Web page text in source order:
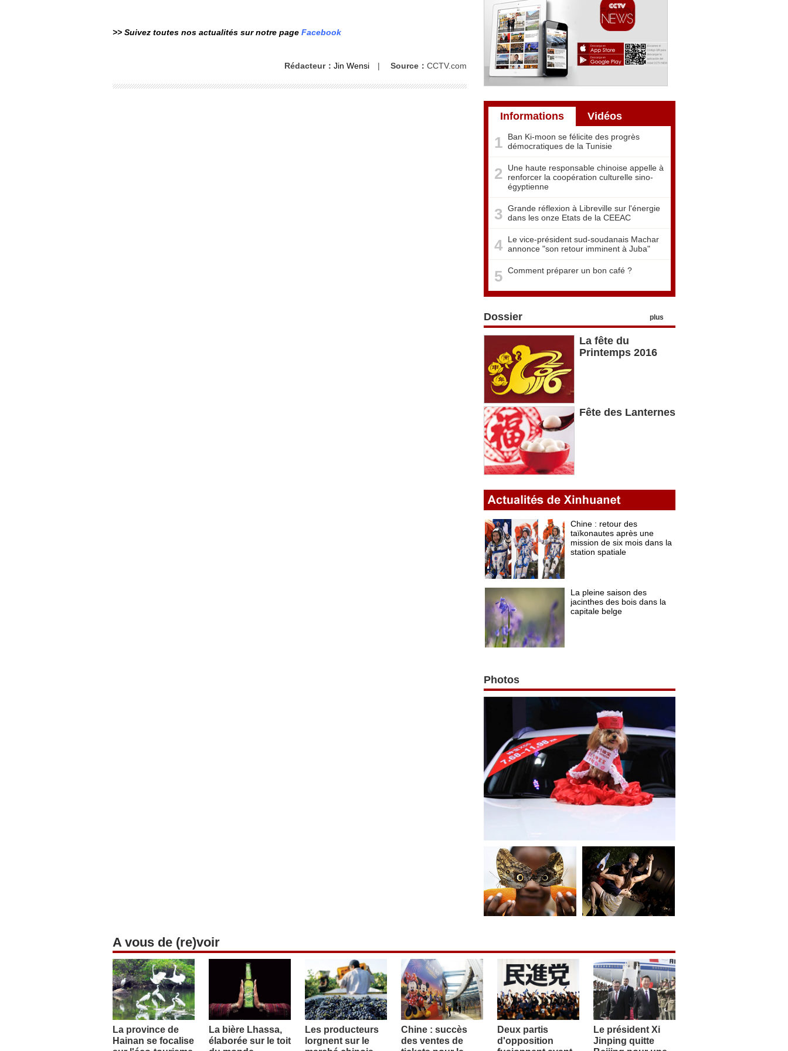
>> Suivez toutes nos actualités sur notre page Facebook
Rédacteur： Jin Wensi | Source： CCTV.com
Informations Vidéos
1
Ban Ki-moon se félicite des progrès
démocratiques de la Tunisie
2
Une haute responsable chinoise appelle à
renforcer la coopération culturelle sino-
égyptienne
3 Grande réflexion à Libreville sur l'énergie
dans les onze Etats de la CEEAC
4
Le vice-président sud-soudanais Machar
annonce "son retour imminent à Juba"
5 Comment préparer un bon café ?
Dossier plus
La fête du
Printemps 2016
Fête des Lanternes
Photos
A vous de (re)voir
La province de
Hainan se focalise
La bière Lhassa,
élaborée sur le toit
Les producteurs
lorgnent sur le
Chine : succès
des ventes de
Deux partis
d'opposition
Le président Xi
Jinping quitte